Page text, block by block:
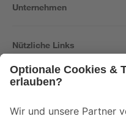
Unternehmen
Nützliche Links
Der toom Newsletter: Keine